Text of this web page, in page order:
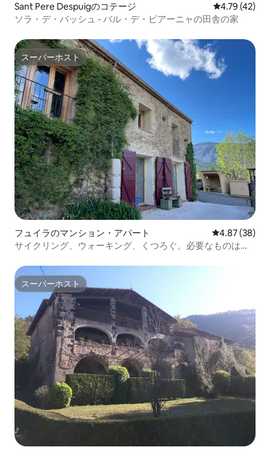
Sant Pere Despuigのコテージ レビュー42
4.79 (42)
ソラ・デ・バッシュ - バル・デ・ビアーニャの田舎の家
スーパーホスト
スーパーホスト
フュイラのマンション・アパート レビュー38
4.87 (38)
サイクリング、ウォーキング、くつろぐ。必要なものはす
スーパーホスト
スーパーホスト